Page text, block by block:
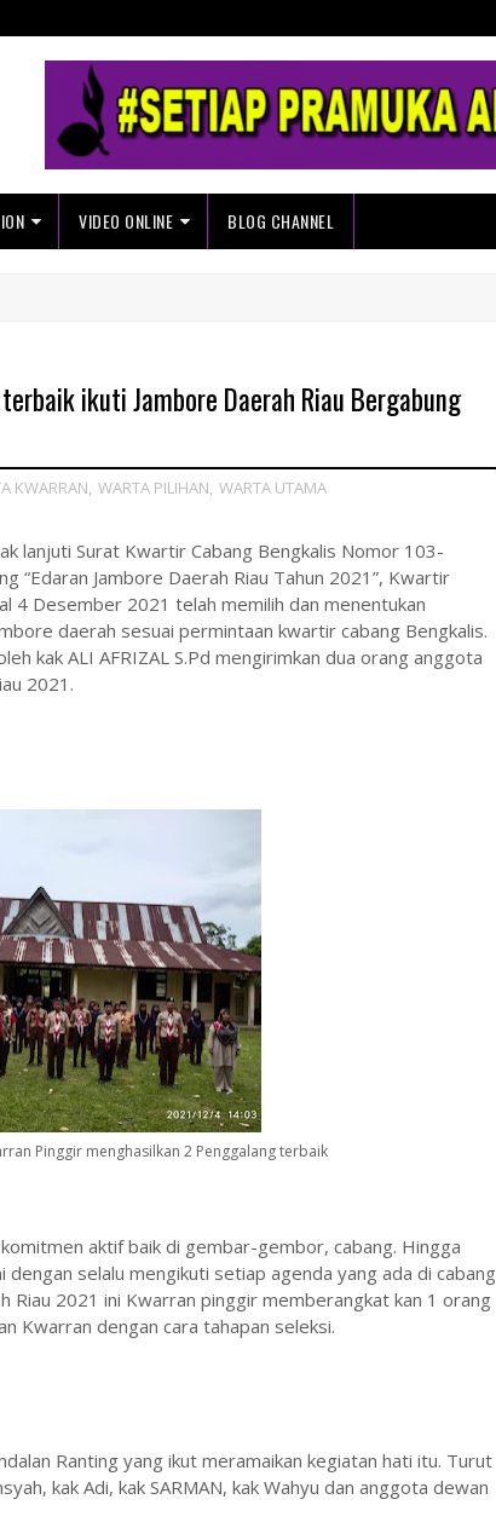
VIDEO ONLINE BLOG CHANNEL
ikuti Jambore Daerah Riau Bergabung
KWARRAN, WARTA PILIHAN, WARTA UTAMA
lanjuti Surat Kwartir Cabang Bengkalis Nomor 103-
Jambore Daerah Riau Tahun 2021”, Kwartir
4 Desember 2021 telah memilih dan menentukan
daerah sesuai permintaan kwartir cabang Bengkalis.
kak ALI AFRIZAL S.Pd mengirimkan dua orang anggota
2021.
Pinggir menghasilkan 2 Penggalang terbaik
aktif baik di gembar-gembor, cabang. Hingga
selalu mengikuti setiap agenda yang ada di cabang
Riau 2021 ini Kwarran pinggir memberangkat kan 1 orang
Kwarran dengan cara tahapan seleksi.
Ranting yang ikut meramaikan kegiatan hati itu. Turut
kak Adi, kak SARMAN, kak Wahyu dan anggota dewan